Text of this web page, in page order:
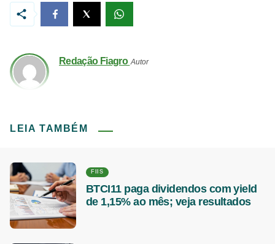
Redação Fiagro Autor
LEIA TAMBÉM
FIIS
BTCI11 paga dividendos com yield
de 1,15% ao mês; veja resultados